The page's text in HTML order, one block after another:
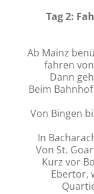
Tag 2:
Ab Mainz
fahren
Dann
Beim
Von Bingen
In
Von St.
Kurz vor
Ebertor,